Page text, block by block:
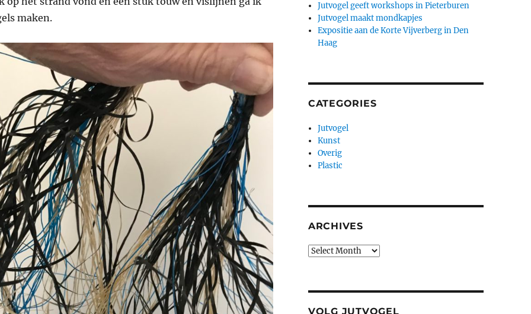
maken.
Jutvogel geeft workshops in Pieterburen
Jutvogel maakt mondkapjes
Expositie aan de Korte Vijverberg in Den
Haag
CATEGORIES
Jutvogel
Kunst
Overig
Plastic
ARCHIVES
Archives
VOLG JUTVOGEL